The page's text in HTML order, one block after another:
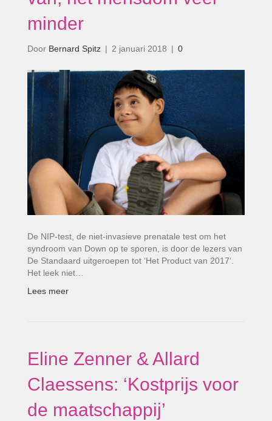
minder
Door Bernard Spitz | 2 januari 2018 | 0
De NIP-test, de niet-invasieve prenatale test om het
syndroom van Down op te sporen, is door de lezers van
De Standaard uitgeroepen tot ‘Het Product van 2017‘.
Het leek niet…
Lees meer
Eline Zenner & Allard
Claessens: ‘Kostprijs voor
de maatschappij’